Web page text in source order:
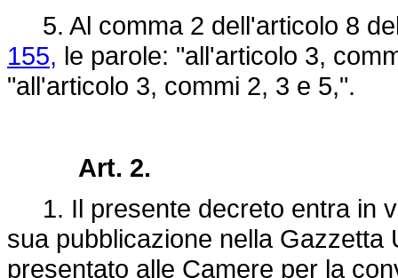
5. Al comma 2 dell'articolo 8
155, le parole: "all'articolo 3,
"all'articolo 3, commi 2, 3 e 5,".
Art. 2.
1. Il presente decreto entra in
sua pubblicazione nella Gazzetta
presentato alle Camere per la